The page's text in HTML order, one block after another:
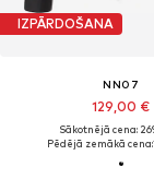
IZPĀRDOŠANA
NN07
129,00 €
Sākotnējā cena:
Pēdējā zemākā cena: